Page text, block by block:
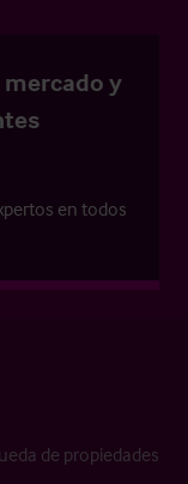
y
en todos
de propiedades